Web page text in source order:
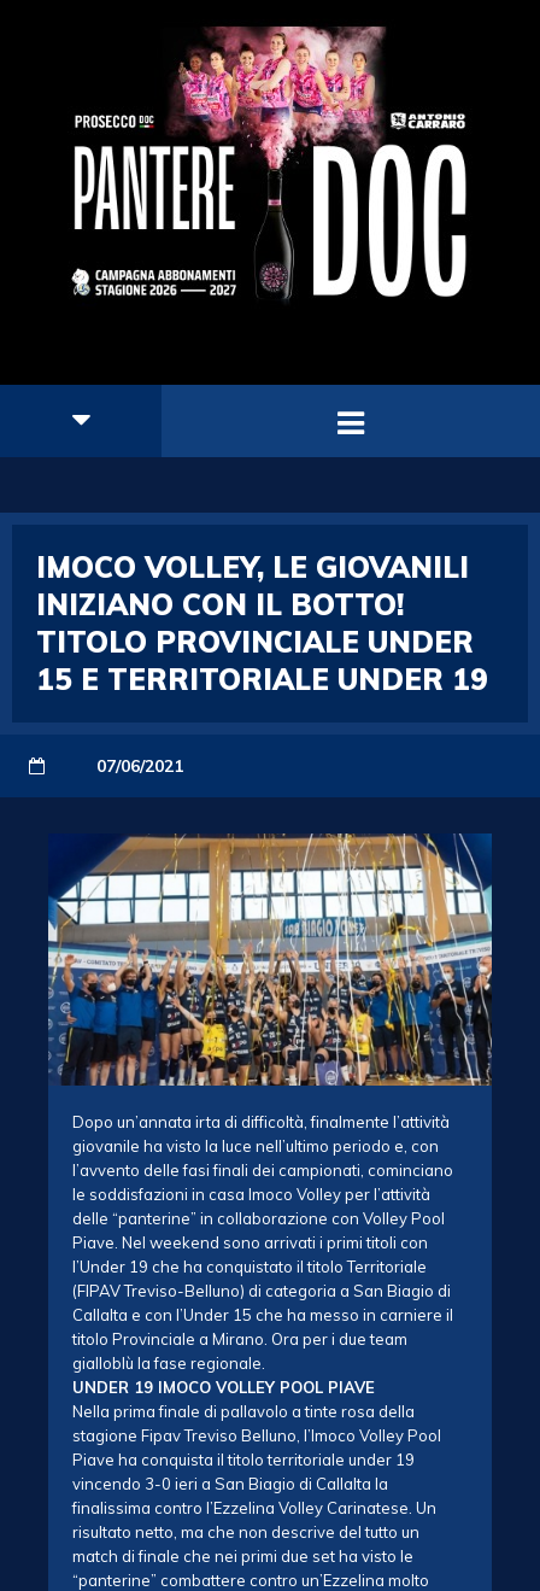
IMOCO VOLLEY, LE GIOVANILI
INIZIANO CON IL BOTTO!
TITOLO PROVINCIALE UNDER
15 E TERRITORIALE UNDER 19
07/06/2021
Dopo un’annata irta di difficoltà, finalmente l’attività
giovanile ha visto la luce nell’ultimo periodo e, con
l’avvento delle fasi finali dei campionati, cominciano
le soddisfazioni in casa Imoco Volley per l’attività
delle “panterine” in collaborazione con Volley Pool
Piave. Nel weekend sono arrivati i primi titoli con
l’Under 19 che ha conquistato il titolo Territoriale
(FIPAV Treviso-Belluno) di categoria a San Biagio di
Callalta e con l’Under 15 che ha messo in carniere il
titolo Provinciale a Mirano. Ora per i due team
gialloblù la fase regionale.
UNDER 19 IMOCO VOLLEY POOL PIAVE
Nella prima finale di pallavolo a tinte rosa della
stagione Fipav Treviso Belluno, l’Imoco Volley Pool
Piave ha conquista il titolo territoriale under 19
vincendo 3-0 ieri a San Biagio di Callalta la
finalissima contro l’Ezzelina Volley Carinatese. Un
risultato netto, ma che non descrive del tutto un
match di finale che nei primi due set ha visto le
“panterine” combattere contro un’Ezzelina molto